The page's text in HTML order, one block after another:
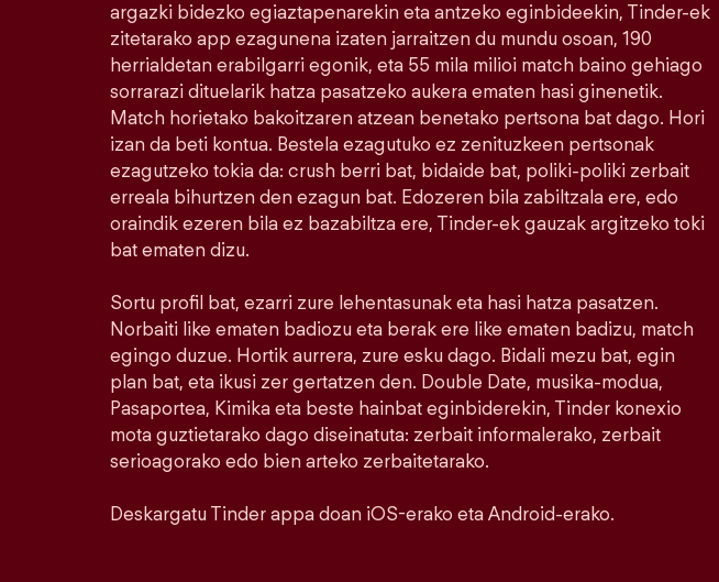
argazki bidezko egiaztapenarekin eta antzeko eginbideekin, Tinder-ek
zitetarako app ezagunena izaten jarraitzen du mundu osoan, 190
herrialdetan erabilgarri egonik, eta 55 mila milioi match baino gehiago
sorrarazi dituelarik hatza pasatzeko aukera ematen hasi ginenetik.
Match horietako bakoitzaren atzean benetako pertsona bat dago. Hori
izan da beti kontua. Bestela ezagutuko ez zenituzkeen pertsonak
ezagutzeko tokia da: crush berri bat, bidaide bat, poliki-poliki zerbait
erreala bihurtzen den ezagun bat. Edozeren bila zabiltzala ere, edo
oraindik ezeren bila ez bazabiltza ere, Tinder-ek gauzak argitzeko toki
bat ematen dizu.
Sortu profil bat, ezarri zure lehentasunak eta hasi hatza pasatzen.
Norbaiti like ematen badiozu eta berak ere like ematen badizu, match
egingo duzue. Hortik aurrera, zure esku dago. Bidali mezu bat, egin
plan bat, eta ikusi zer gertatzen den. Double Date, musika-modua,
Pasaportea, Kimika eta beste hainbat eginbiderekin, Tinder konexio
mota guztietarako dago diseinatuta: zerbait informalerako, zerbait
serioagorako edo bien arteko zerbaitetarako.
Deskargatu Tinder appa doan iOS-erako eta Android-erako.